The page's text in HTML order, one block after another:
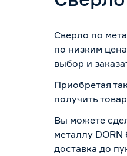
Сверло по
по низким
выбор и
Приобретая
получить
Вы можете
металлу
доставка до